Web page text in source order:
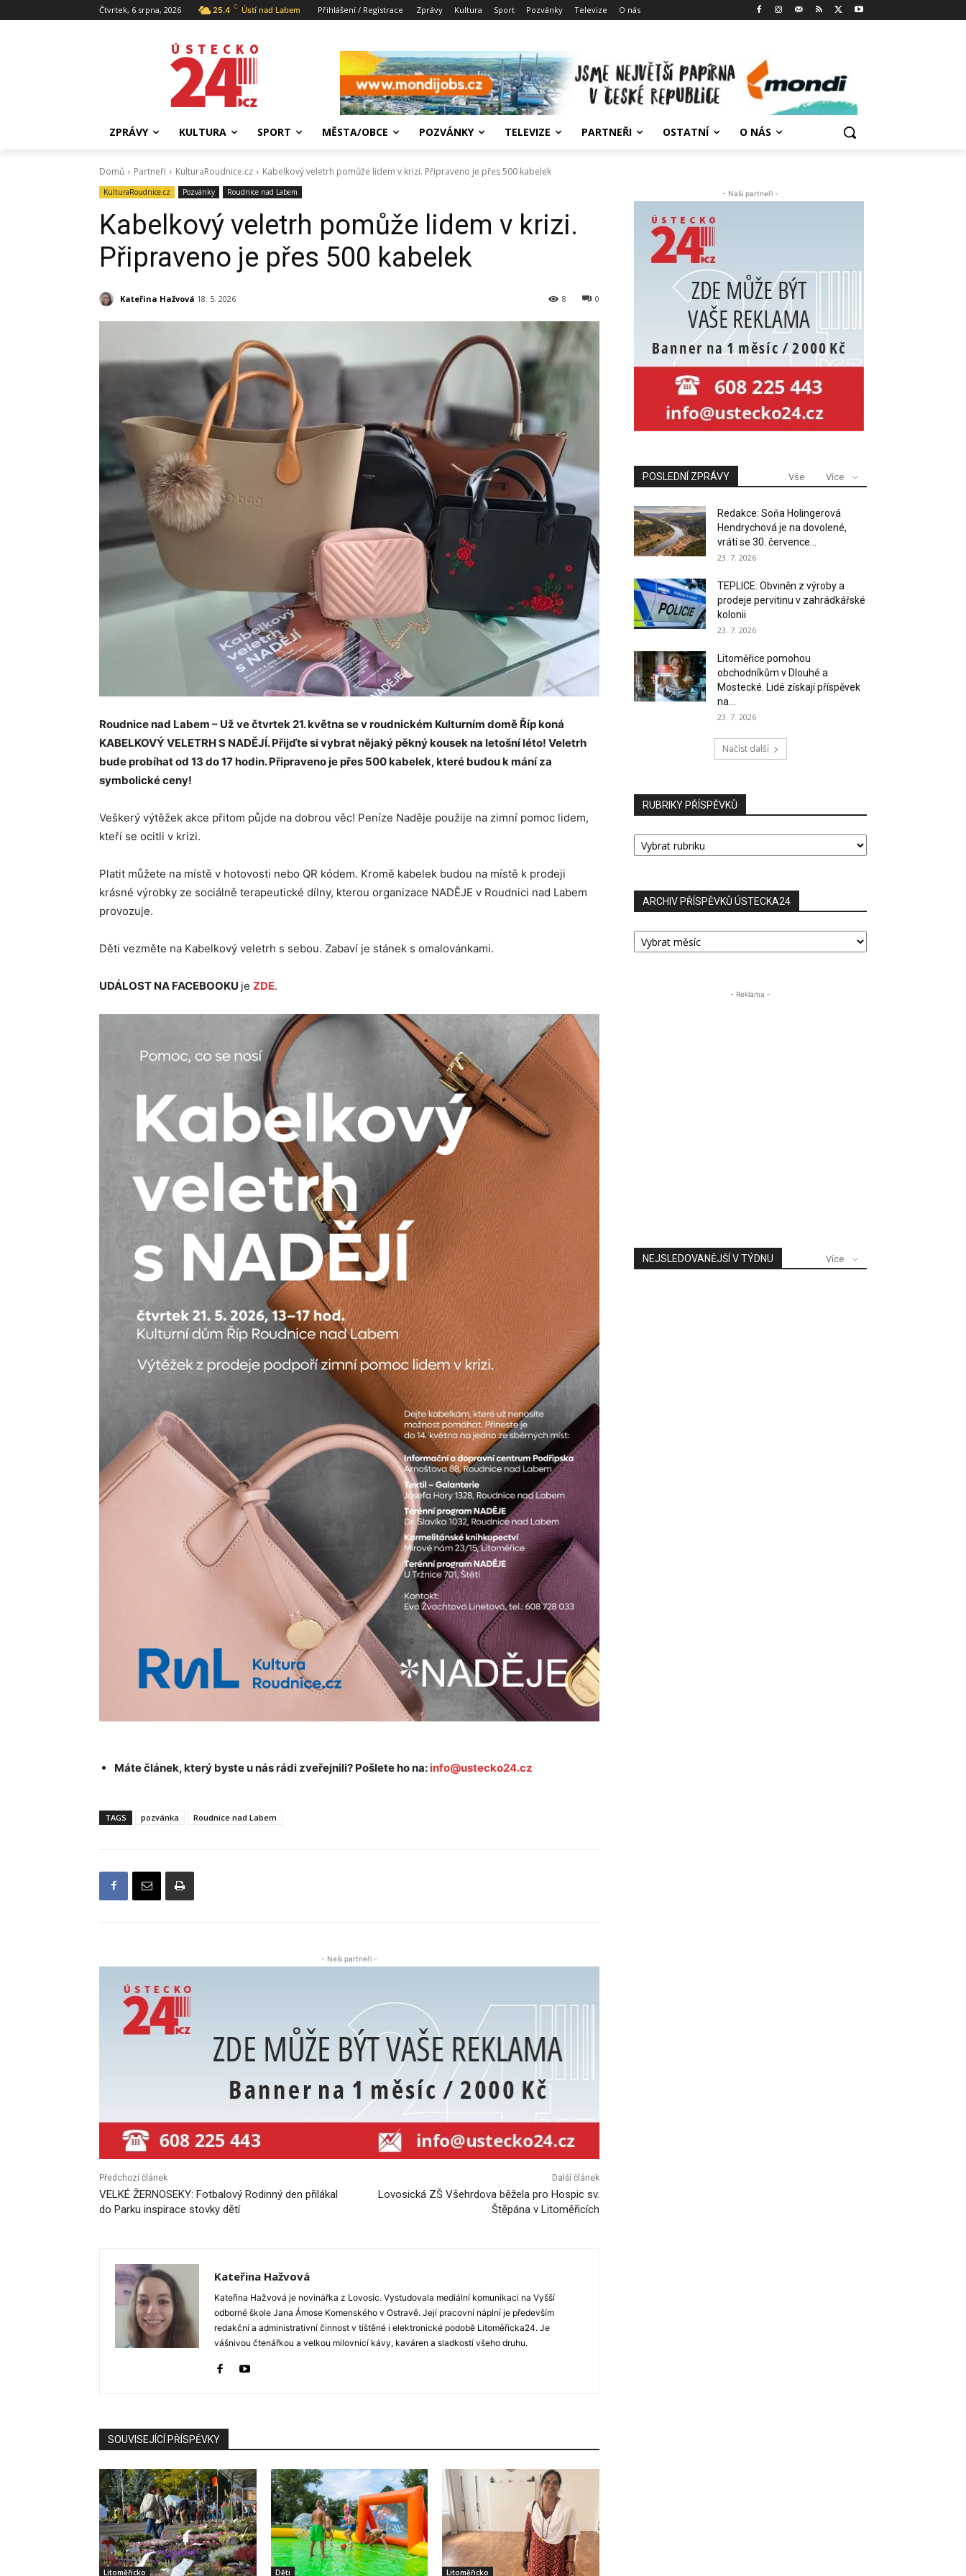
Čtvrtek, 6 srpna, 2026 25.4 C Ústí nad Labem Přihlášení / Registrace Zprávy Kultura Sport Pozvánky Televize O nás
ZPRÁVY KULTURA SPORT MĚSTA/OBCE POZVÁNKY TELEVIZE PARTNEŘI OSTATNÍ O NÁS
Domů Partneři KulturaRoudnice.cz Kabelkový veletrh pomůže lidem v krizi. Připraveno je přes 500 kabelek
KulturaRoudnice.cz Pozvánky Roudnice nad Labem
Kabelkový veletrh pomůže lidem v krizi.
Připraveno je přes 500 kabelek
Kateřina Hažvová 18. 5. 2026 0
8
Roudnice nad Labem – Už ve čtvrtek 21. května se v roudnickém Kulturním domě Říp koná
KABELKOVÝ VELETRH S NADĚJÍ. Přijďte si vybrat nějaký pěkný kousek na letošní léto! Veletrh
bude probíhat od 13 do 17 hodin. Připraveno je přes 500 kabelek, které budou k mání za
symbolické ceny!
Veškerý výtěžek akce přitom půjde na dobrou věc! Peníze Naděje použije na zimní pomoc lidem,
kteří se ocitli v krizi.
Platit můžete na místě v hotovosti nebo QR kódem. Kromě kabelek budou na místě k prodeji
krásné výrobky ze sociálně terapeutické dílny, kterou organizace NADĚJE v Roudnici nad Labem
provozuje.
Děti vezměte na Kabelkový veletrh s sebou. Zabaví je stánek s omalovánkami.
UDÁLOST NA FACEBOOKU je ZDE.
Máte článek, který byste u nás rádi zveřejnili? Pošlete ho na: info@ustecko24.cz
TAGS pozvánka Roudnice nad Labem
- Naši partneři -
Předchozí článek
VELKÉ ŽERNOSEKY: Fotbalový Rodinný den přilákal
do Parku inspirace stovky dětí
Další článek
Lovosická ZŠ Všehrdova běžela pro Hospic sv.
Štěpána v Litoměřicích
Kateřina Hažvová
Kateřina Hažvová je novinářka z Lovosic. Vystudovala mediální komunikaci na Vyšší
odborné škole Jana Ámose Komenského v Ostravě. Její pracovní náplní je především
redakční a administrativní činnost v tištěné i elektronické podobě Litoměřicka24. Je
vášnivou čtenářkou a velkou milovnicí kávy, kaváren a sladkostí všeho druhu.
SOUVISEJÍCÍ PŘÍSPĚVKY
Litoměřicko Děti Litoměřicko
- Naši partneři -
POSLEDNÍ ZPRÁVY Vše Více
Redakce: Soňa Holingerová
Hendrychová je na dovolené,
vrátí se 30. července...
23. 7. 2026
TEPLICE: Obviněn z výroby a
prodeje pervitinu v zahrádkářské
kolonii
23. 7. 2026
Litoměřice pomohou
obchodníkům v Dlouhé a
Mostecké. Lidé získají příspěvek
na...
23. 7. 2026
Načíst další
RUBRIKY PŘÍSPĚVKŮ
RUBRIKY
PŘÍSPĚVKŮ
ARCHIV PŘÍSPĚVKŮ ÚSTECKA24
ARCHIV
PŘÍSPĚVKŮ
- Reklama -
NEJSLEDOVANĚJŠÍ V TÝDNU Více